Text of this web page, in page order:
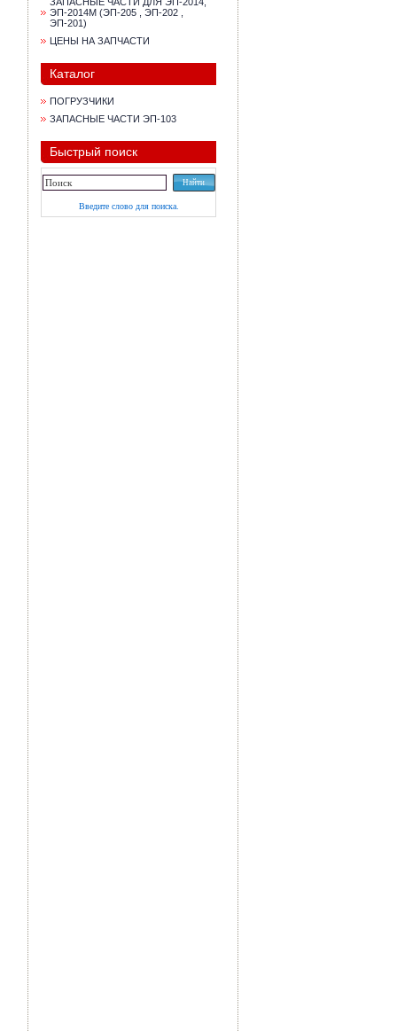
ЭП-2014М (ЭП-205 , ЭП-202 ,
ЭП-201)
ЦЕНЫ НА ЗАПЧАСТИ
Каталог
ПОГРУЗЧИКИ
ЗАПАСНЫЕ ЧАСТИ ЭП-103
Быстрый поиск
Введите слово для поиска.